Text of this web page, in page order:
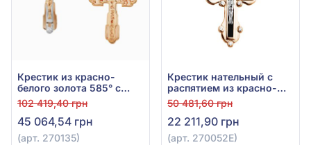
Крестик из красно-
белого золота 585° с
фианитом, арт. 270135
102 419,40 грн
45 064,54 грн
(арт. 270135)
Крестик нательный с
распятием из красно-
белого золота 585° с
фианитом, куб.
цирконием и чёрной
эмалью, арт. 270052Е
50 481,60 грн
22 211,90 грн
(арт. 270052Е)